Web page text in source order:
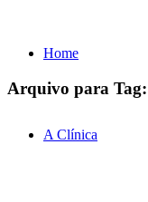
Home
A Clínica
Arquivo para Tag: